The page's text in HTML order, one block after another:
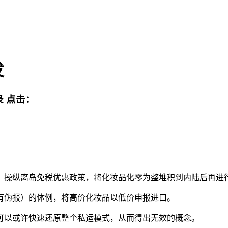
点击：
离岛免税优惠政策，将化妆品化零为整堆积到内陆后再进
）的体例，将高价化妆品以低价申报进口。
许快速还原整个私运模式，从而得出无效的概念。